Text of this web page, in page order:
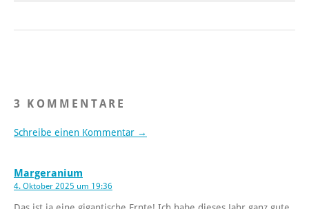
3 KOMMENTARE
Schreibe einen Kommentar →
Margeranium
4. Oktober 2025 um 19:36